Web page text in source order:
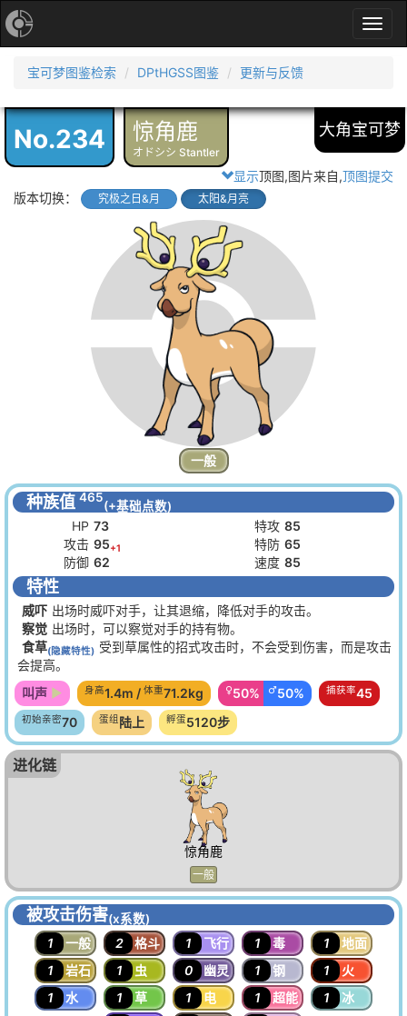
宝可梦图鉴检索
DPtHGSS图鉴 更新与反馈
No.234 惊角鹿
オドシシ Stantler
大角宝可梦
显示顶图,图片来自,顶图提交
版本切换：
究极之日&月 太阳&月亮
一般
种族值 465
(+基础点数)
HP 73 特攻 85
攻击 95+1 特防 65
防御 62 速度 85
特性
威吓 出场时威吓对手，让其退缩，降低对手的攻击。
察觉 出场时，可以察觉对手的持有物。
食草(隐藏特性) 受到草属性的招式攻击时，不会受到伤害，而是攻击
会提高。
叫声
身高1.4m / 体重71.2kg ♀50% ♂50% 捕获率45
初始亲密70 蛋组 陆上 孵蛋5120步
进化链
惊角鹿
一般
被攻击伤害(x系数)
1 一般 2 格斗 1 飞行 1 毒 1
地面
1
岩石 1 虫 0 幽灵 1 钢 1
火
1
水 1 草 1 电 1 超能 1
冰